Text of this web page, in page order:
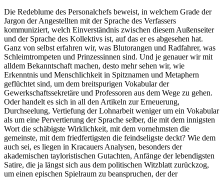
Die Redeblume des Personalchefs beweist, in welchem Grade der
Jargon der Angestellten mit der Sprache des Verfassers
kommuniziert, welch Einverständnis zwischen diesem Außenseiter
und der Sprache des Kollektivs ist, auf das er es abgesehen hat.
Ganz von selbst erfahren wir, was Blutorangen und Radfahrer, was
Schleimtrompeten und Prinzessinnen sind. Und je genauer wir mit
alldem Bekanntschaft machen, desto mehr sehen wir, wie
Erkenntnis und Menschlichkeit in Spitznamen und Metaphern
geflüchtet sind, um dem breitspurigen Vokabular der
Gewerkschaftssekretäre und Professoren aus dem Wege zu gehen.
Oder handelt es sich in all den Artikeln zur Erneuerung,
Durchseelung, Vertiefung der Lohnarbeit weniger um ein Vokabular
als um eine Pervertierung der Sprache selber, die mit dem innigsten
Wort die schäbigste Wirklichkeit, mit dem vornehmsten die
gemeinste, mit dem friedfertigsten die feindseligste deckt? Wie dem
auch sei, es liegen in Kracauers Analysen, besonders der
akademischen tayloristischen Gutachten, Anfänge der lebendigsten
Satire, die ja längst sich aus dem politischen Witzblatt zurückzog,
um einen epischen Spielraum zu beanspruchen, der der